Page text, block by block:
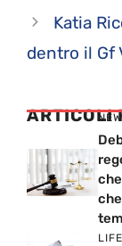
Katia
dentro il Gf
ARTICOLI